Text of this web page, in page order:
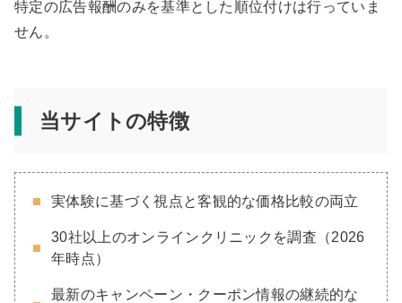
特定の広告報酬のみを基準とした順位付けは行っていま
せん。
当サイトの特徴
実体験に基づく視点と客観的な価格比較の両立
30社以上のオンラインクリニックを調査（2026
年時点）
最新のキャンペーン・クーポン情報の継続的な